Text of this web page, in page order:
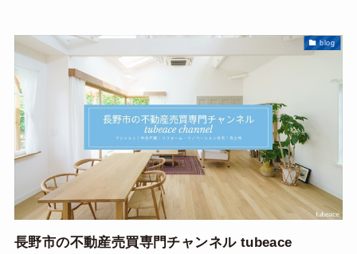
blog
長野市の不動産売買専門チャンネル tubeace